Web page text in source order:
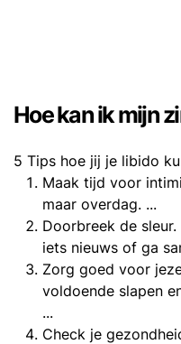
Hoe kan ik mijn
5 Tips hoe jij je libido
Maak tijd voor
maar overdag. ...
Doorbreek de
iets nieuws of ga
Zorg goed voor
voldoende slapen
...
Check je